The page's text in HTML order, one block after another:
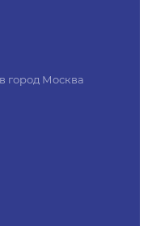
город Москва